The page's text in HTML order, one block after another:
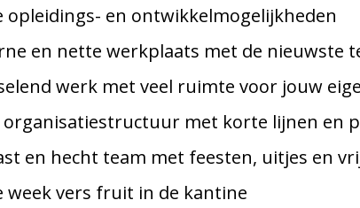
opleidings- en ontwikkelmogelijkheden
en nette werkplaats met de nieuwste
werk met veel ruimte voor jouw
organisatiestructuur met korte lijnen en
en hecht team met feesten, uitjes en
week vers fruit in de kantine